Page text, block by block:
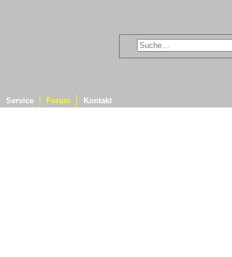
Service Forum Kontakt